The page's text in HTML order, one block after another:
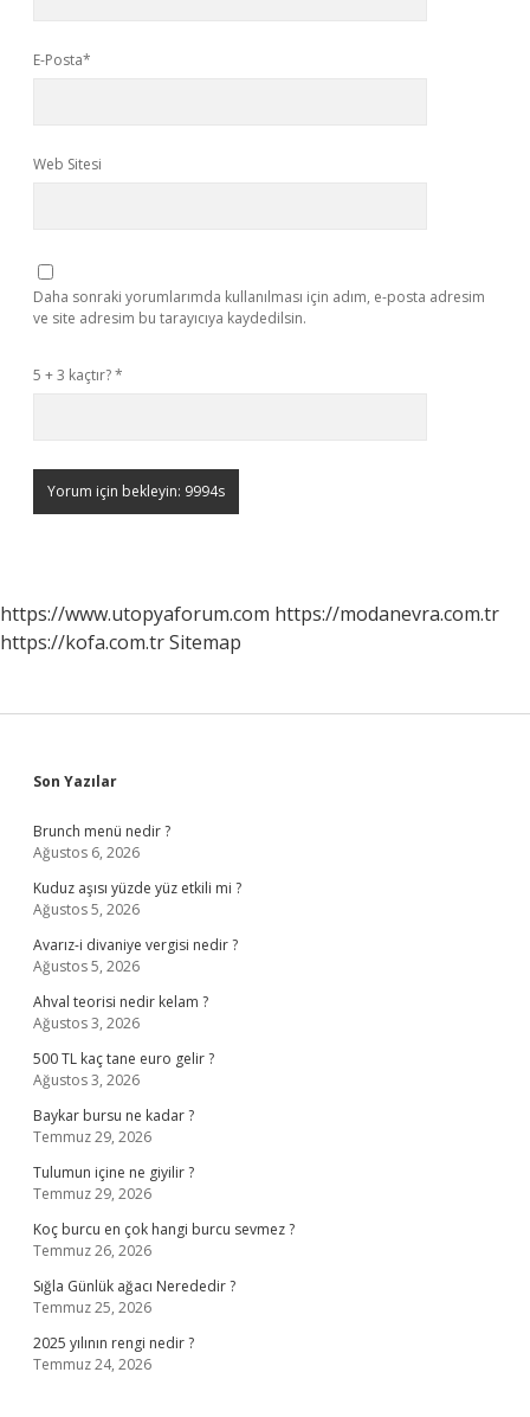
E-Posta*
Web Sitesi
Daha sonraki yorumlarımda kullanılması için adım, e-posta adresim
ve site adresim bu tarayıcıya kaydedilsin.
5 + 3 kaçtır?*
https://www.utopyaforum.com https://modanevra.com.tr
https://kofa.com.trSitemap
Sidebar
Son Yazılar
Brunch menü nedir ?
Ağustos 6, 2026
Kuduz aşısı yüzde yüz etkili mi ?
Ağustos 5, 2026
Avarız-i divaniye vergisi nedir ?
Ağustos 5, 2026
Ahval teorisi nedir kelam ?
Ağustos 3, 2026
500 TL kaç tane euro gelir ?
Ağustos 3, 2026
Baykar bursu ne kadar ?
Temmuz 29, 2026
Tulumun içine ne giyilir ?
Temmuz 29, 2026
Koç burcu en çok hangi burcu sevmez ?
Temmuz 26, 2026
Sığla Günlük ağacı Nerededir ?
Temmuz 25, 2026
2025 yılının rengi nedir ?
Temmuz 24, 2026